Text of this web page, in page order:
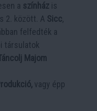
a színház is
2. között. A Sicc,
felfedték a
társulatok
Majom
vagy épp